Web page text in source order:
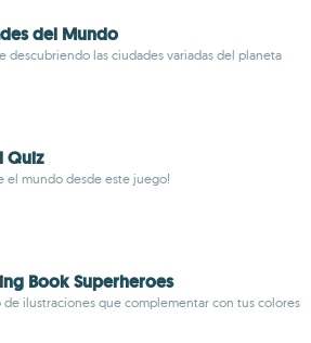
del Mundo
descubriendo las ciudades variadas del planeta
Quiz
el mundo desde este juego!
Book Superheroes
de ilustraciones que complementar con tus colores